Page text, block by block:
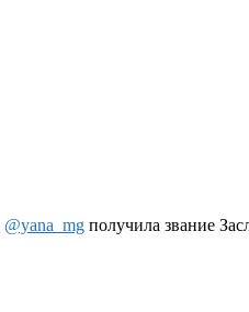
@yana_mg получила звание